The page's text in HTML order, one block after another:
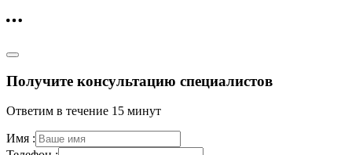
Получите консультацию специалистов
Ответим в течение 15 минут
Имя :